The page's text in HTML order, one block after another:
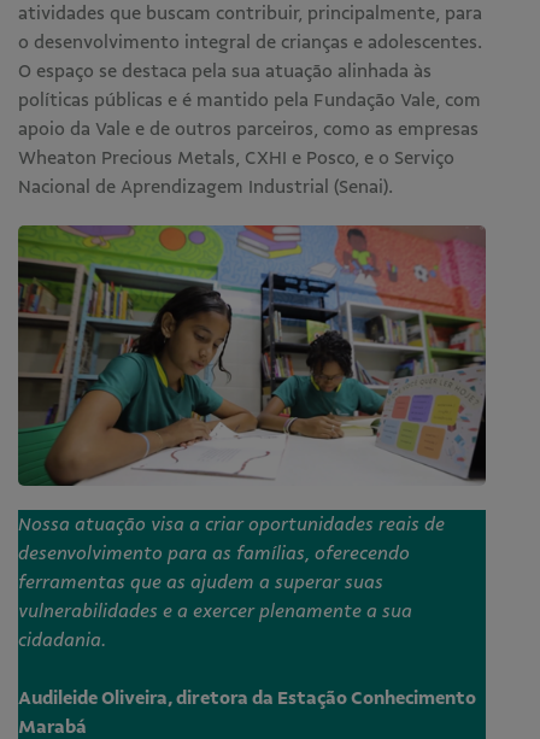
atividades que buscam contribuir, principalmente, para
o desenvolvimento integral de crianças e adolescentes.
O espaço se destaca pela sua atuação alinhada às
políticas públicas e é mantido pela Fundação Vale, com
apoio da Vale e de outros parceiros, como as empresas
Wheaton Precious Metals, CXHI e Posco, e o Serviço
Nacional de Aprendizagem Industrial (Senai).
Nossa atuação visa a criar oportunidades reais de
desenvolvimento para as famílias, oferecendo
ferramentas que as ajudem a superar suas
vulnerabilidades e a exercer plenamente a sua
cidadania.
Audileide Oliveira, diretora da Estação Conhecimento
Marabá